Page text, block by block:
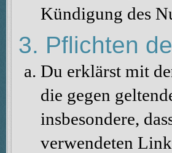
Kündigung des
3. Pflichten
Du erklärst mit
die gegen
insbesondere,
verwendeten